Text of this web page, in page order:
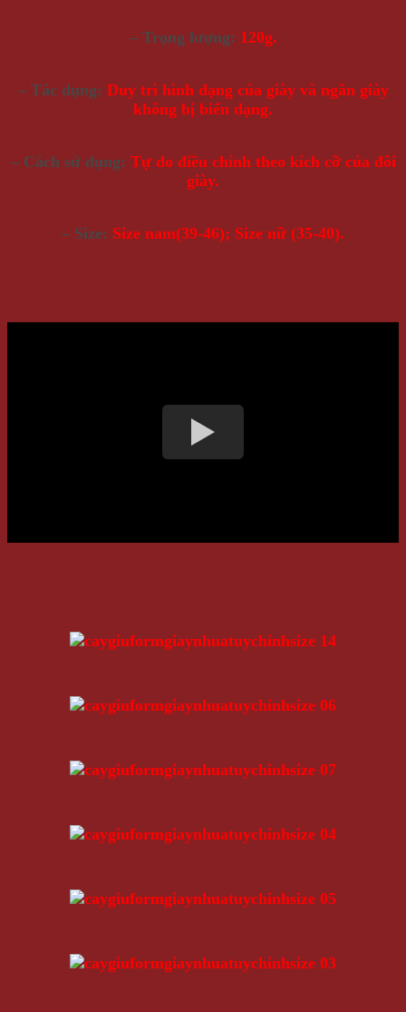
– Trọng lượng: 120g.
– Tác dụng: Duy trì hình dạng của giày và ngăn giày
không bị biến dạng.
– Cách sử dụng: Tự do điều chỉnh theo kích cỡ của đôi
giày.
– Size: Size nam(39-46); Size nữ (35-40).